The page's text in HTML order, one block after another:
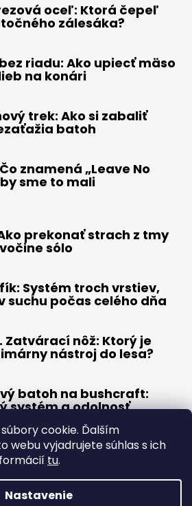
cookie. Ďalším
webu vyjadrujete súhlas s ich
tu.
Nastavenie
oceľ: Ktorá čepeľ
zálesáka?
riadu: Ako upiecť mäso
na konári
trek: Ako si zabaliť
batoh
znamená „Leave No
sme to mali
prekonať strach z tmy
sólo
Systém troch vrstiev,
suchu počas celého dňa
Zatvárací nôž: Ktorý je
nástroj do lesa?
batoh na bushcraft:
systém a odolnosť